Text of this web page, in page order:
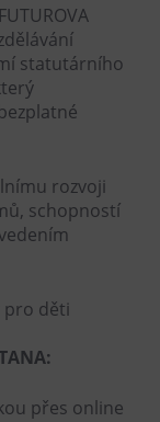
statutárního
rozvoji
schopností
pro děti
přes online